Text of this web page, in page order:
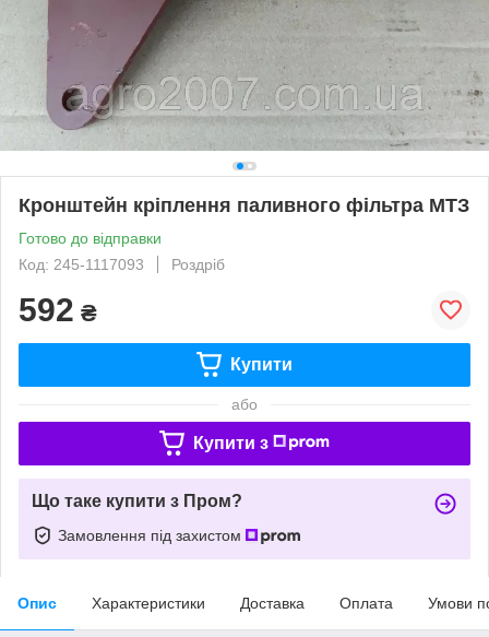
Кронштейн кріплення паливного фільтра МТЗ
Готово до відправки
Код: 245-1117093
Роздріб
592 ₴
Купити
або
Купити з
Що таке купити з Пром?
Замовлення під захистом
Опис Характеристики Доставка Оплата Умови